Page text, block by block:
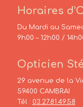
Horaires
Du Mardi au
9h00 – 12h00 /
Opticien
29 avenue de la
59400 CAMBRAI
Tél : 03.27.81.49.58